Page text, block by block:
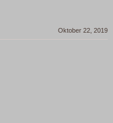
Oktober 22, 2019